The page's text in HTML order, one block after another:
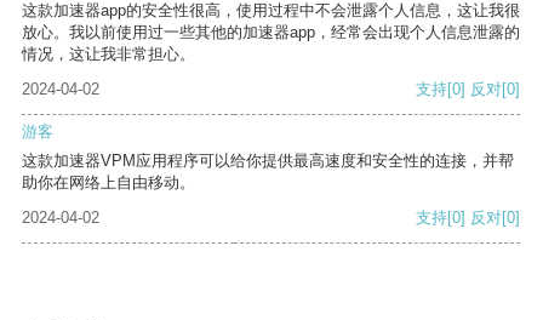
这款加速器app的安全性很高，使用过程中不会泄露个人信息，这让我很
放心。我以前使用过一些其他的加速器app，经常会出现个人信息泄露的
情况，这让我非常担心。
2024-04-02
支持[0] 反对[0]
游客
这款加速器VPM应用程序可以给你提供最高速度和安全性的连接，并帮
助你在网络上自由移动。
2024-04-02
支持[0] 反对[0]